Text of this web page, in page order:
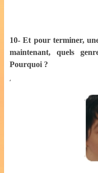
10- Et pour terminer,
maintenant, quels
Pourquoi ?
‘